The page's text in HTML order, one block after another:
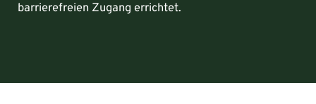
barrierefreien Zugang errichtet.